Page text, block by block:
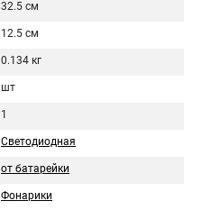
32.5 см
12.5 см
0.134 кг
шт
1
Светодиодная
от батарейки
Фонарики